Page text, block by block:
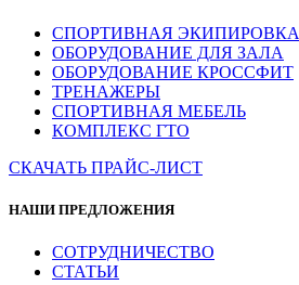
СПОРТИВНАЯ ЭКИПИРОВКА
ОБОРУДОВАНИЕ ДЛЯ ЗАЛА
ОБОРУДОВАНИЕ КРОССФИТ
ТРЕНАЖЕРЫ
СПОРТИВНАЯ МЕБЕЛЬ
КОМПЛЕКС ГТО
СКАЧАТЬ ПРАЙС-ЛИСТ
НАШИ ПРЕДЛОЖЕНИЯ
СОТРУДНИЧЕСТВО
СТАТЬИ